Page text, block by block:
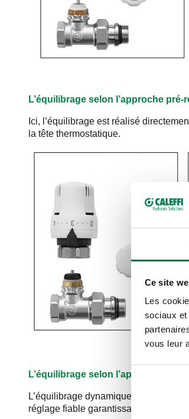
Ce site
Les
sociaux
vous leur
L’équilibrage selon l’approche
Ici, l’équilibrage est réalisé
la tête thermostatique.
L’équilibrage selon l’approche
L’équilibrage dynamique consiste à
réglage fiable garantissant une limite